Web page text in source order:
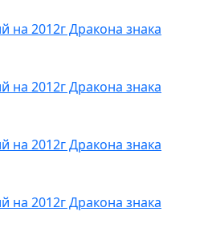
на 2012г Дракона знака
на 2012г Дракона знака
на 2012г Дракона знака
на 2012г Дракона знака